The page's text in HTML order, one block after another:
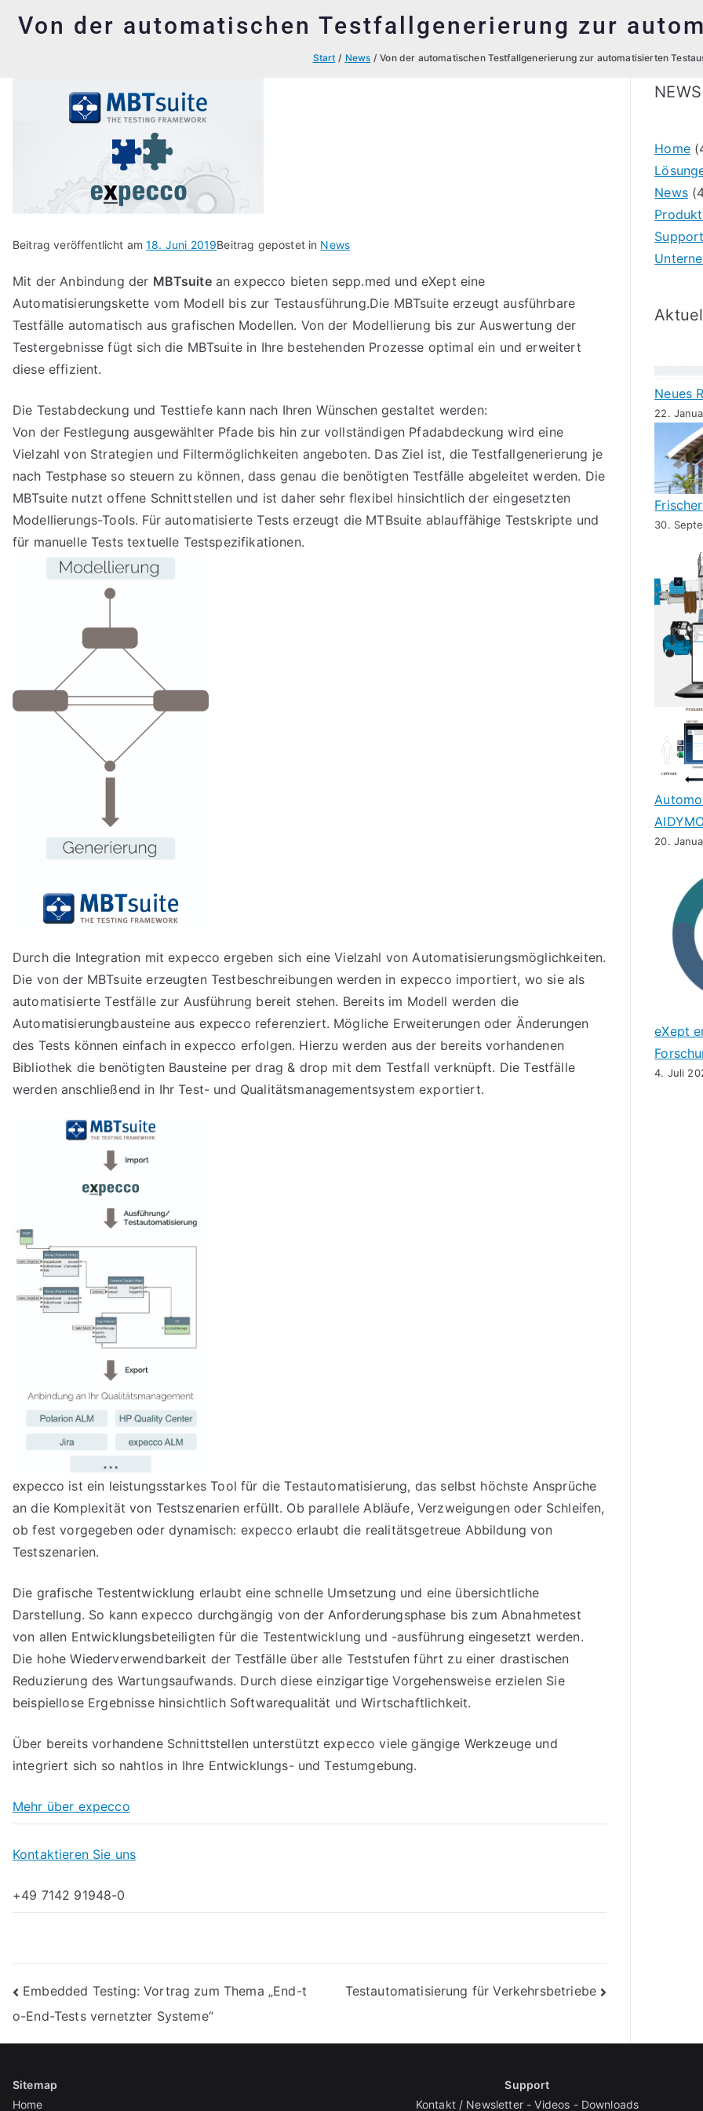
Von der automatischen Testfallgenerierung zur
Start News Von der automatischen Testfallgenerierung zur automatisierten
Beitrag veröffentlicht am18. Juni 2019Beitrag gepostet in News
Mit der Anbindung der MBTsuitean expecco bieten sepp.med und eXept eine
Automatisierungskette vom Modell bis zur Testausführung.Die MBTsuite erzeugt ausführbare
Testfälle automatisch aus grafischen Modellen. Von der Modellierung bis zur Auswertung der
Testergebnisse fügt sich die MBTsuite in Ihre bestehenden Prozesse optimal ein und erweitert
diese effizient.
Die Testabdeckung und Testtiefe kann nach Ihren Wünschen gestaltet werden:
Von der Festlegung ausgewählter Pfade bis hin zur vollständigen Pfadabdeckung wird eine
Vielzahl von Strategien und Filtermöglichkeiten angeboten. Das Ziel ist, die Testfallgenerierung je
nach Testphase so steuern zu können, dass genau die benötigten Testfälle abgeleitet werden. Die
MBTsuite nutzt offene Schnittstellen und ist daher sehr flexibel hinsichtlich der eingesetzten
Modellierungs-Tools. Für automatisierte Tests erzeugt die MTBsuite ablauffähige Testskripte und
für manuelle Tests textuelle Testspezifikationen.
Durch die Integration mit expecco ergeben sich eine Vielzahl von Automatisierungsmöglichkeiten.
Die von der MBTsuite erzeugten Testbeschreibungen werden in expecco importiert, wo sie als
automatisierte Testfälle zur Ausführung bereit stehen. Bereits im Modell werden die
Automatisierungbausteine aus expecco referenziert. Mögliche Erweiterungen oder Änderungen
des Tests können einfach in expecco erfolgen. Hierzu werden aus der bereits vorhandenen
Bibliothek die benötigten Bausteine per drag & drop mit dem Testfall verknüpft. Die Testfälle
werden anschließend in Ihr Test- und Qualitätsmanagementsystem exportiert.
expecco ist ein leistungsstarkes Tool für die Testautomatisierung, das selbst höchste Ansprüche
an die Komplexität von Testszenarien erfüllt. Ob parallele Abläufe, Verzweigungen oder Schleifen,
ob fest vorgegeben oder dynamisch: expecco erlaubt die realitätsgetreue Abbildung von
Testszenarien.
Die grafische Testentwicklung erlaubt eine schnelle Umsetzung und eine übersichtliche
Darstellung. So kann expecco durchgängig von der Anforderungsphase bis zum Abnahmetest
von allen Entwicklungsbeteiligten für die Testentwicklung und -ausführung eingesetzt werden.
Die hohe Wiederverwendbarkeit der Testfälle über alle Teststufen führt zu einer drastischen
Reduzierung des Wartungsaufwands. Durch diese einzigartige Vorgehensweise erzielen Sie
beispiellose Ergebnisse hinsichtlich Softwarequalität und Wirtschaftlichkeit.
Über bereits vorhandene Schnittstellen unterstützt expecco viele gängige Werkzeuge und
integriert sich so nahtlos in Ihre Entwicklungs- und Testumgebung.
Mehr über expecco
Kontaktieren Sie uns
+49 7142 91948-0
Beitragsnavigation
Embedded Testing: Vortrag zum Thema „End-t
o-End-Tests vernetzter Systeme“
Testautomatisierung für Verkehrsbetriebe
NEWS
Home
News
Neues
22.
30.
20.
eXept
4. Juli
Sitemap
Home
Support
Kontakt / Newsletter-Videos - Downloads